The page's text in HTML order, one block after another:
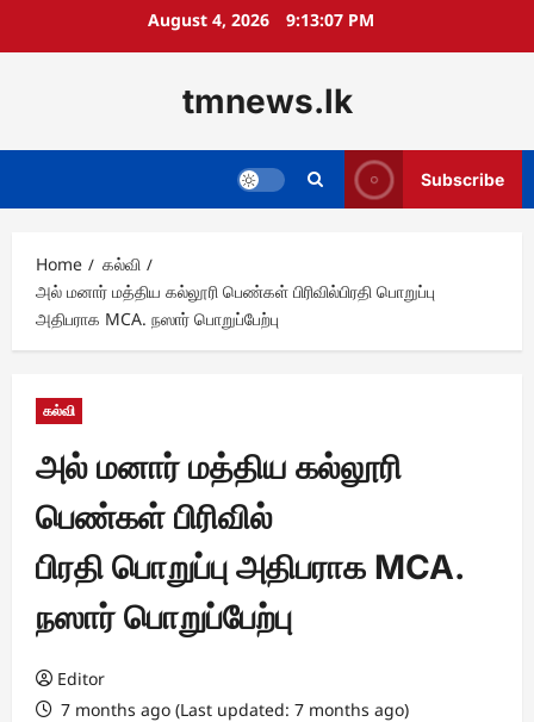
August 4, 2026 9:13:08 PM
tmnews.lk
Subscribe
Home
கல்வி
அல் மனார் மத்திய கல்லூரி பெண்கள் பிரிவில்பிரதி பொறுப்பு
அதிபராக MCA. நஸார் பொறுப்பேற்பு
கல்வி
அல் மனார் மத்திய கல்லூரி
பெண்கள் பிரிவில்
பிரதி பொறுப்பு அதிபராக MCA.
நஸார் பொறுப்பேற்பு
Editor
7 months ago (Last updated: 7 months ago)